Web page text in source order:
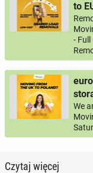
to
-
We
Czytaj więcej